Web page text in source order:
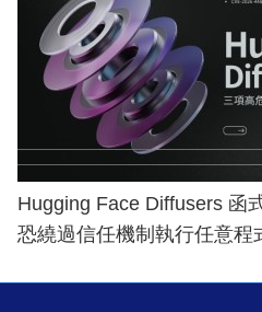
Hugging Face Diffusers 函
恐繞過信任機制執行任意程